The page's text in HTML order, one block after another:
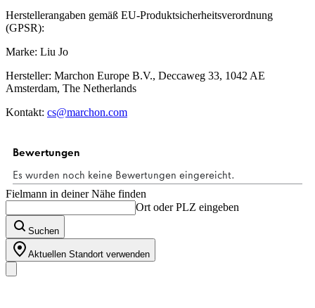
Herstellerangaben gemäß EU-Produktsicherheitsverordnung
(GPSR):
Marke: Liu Jo
Hersteller: Marchon Europe B.V., Deccaweg 33, 1042 AE
Amsterdam, The Netherlands
Kontakt: cs@marchon.com
Fielmann in deiner Nähe finden
Ort oder PLZ eingeben
Suchen
Aktuellen Standort verwenden